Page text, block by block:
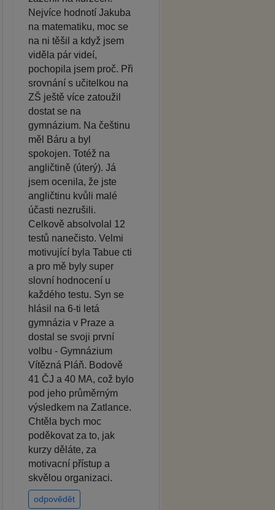
Nejvíce hodnotí Jakuba
na matematiku, moc se
na ni těšil a když jsem
viděla pár videí,
pochopila jsem proč. Při
srovnání s učitelkou na
ZŠ ještě více zatoužil
dostat se na
gymnázium. Na češtinu
měl Báru a byl
spokojen. Totéž na
angličtině (úterý). Já
jsem ocenila, že jste
angličtinu kvůli malé
účasti nezrušili.
Celkově absolvolal 12
testů nanečisto. Velmi
motivující byla Tabue cti
a pro mě byly super
slovní hodnocení u
každého testu. Syn se
hlásil na 6-ti letá
gymnázia v Praze a
dostal se svoji první
volbu - Gymnázium
Vítězná Pláň. Bodově
41 ČJ a 40 MA, což bylo
pod jeho průměrným
výsledkem na Zatlance.
Chtěla bych moc
poděkovat za to, jak
kurzy děláte, za
motivacní přístup a
skvělou organizaci.
odpovědět